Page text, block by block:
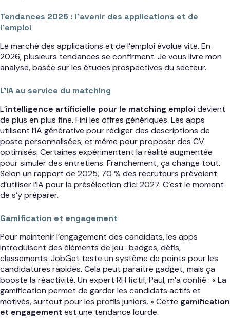
Tendances 2026 : l’avenir des applications et de
l’emploi
Le marché des applications et de l’emploi évolue vite. En
2026, plusieurs tendances se confirment. Je vous livre mon
analyse, basée sur les études prospectives du secteur.
L’IA au service du matching
L’intelligence artificielle pour le matching emploi devient
de plus en plus fine. Fini les offres génériques. Les apps
utilisent l’IA générative pour rédiger des descriptions de
poste personnalisées, et même pour proposer des CV
optimisés. Certaines expérimentent la réalité augmentée
pour simuler des entretiens. Franchement, ça change tout.
Selon un rapport de 2025, 70 % des recruteurs prévoient
d’utiliser l’IA pour la présélection d’ici 2027. C’est le moment
de s’y préparer.
Gamification et engagement
Pour maintenir l’engagement des candidats, les apps
introduisent des éléments de jeu : badges, défis,
classements. JobGet teste un système de points pour les
candidatures rapides. Cela peut paraître gadget, mais ça
booste la réactivité. Un expert RH fictif, Paul, m’a confié : « La
gamification permet de garder les candidats actifs et
motivés, surtout pour les profils juniors. » Cette gamification
et engagement est une tendance lourde.